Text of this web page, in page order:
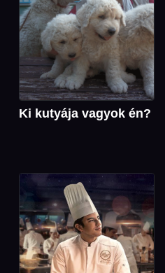
Ki kutyája vagyok én?